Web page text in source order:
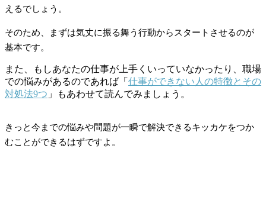
えるでしょう。
そのため、まずは気丈に振る舞う行動からスタートさせるのが
基本です。
また、もしあなたの仕事が上手くいっていなかったり、職場
での悩みがあるのであれば「 仕事ができない人の特徴とその
対処法9つ 」もあわせて読んでみましょう。
きっと今までの悩みや問題が一瞬で解決できるキッカケをつか
むことができるはずですよ。